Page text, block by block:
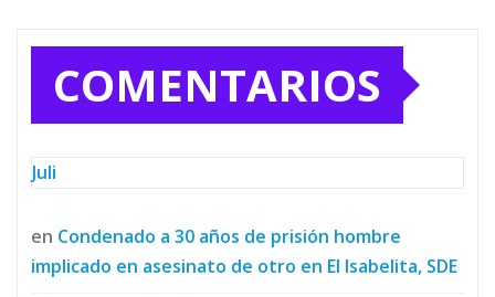
COMENTARIOS
Juli
en Condenado a 30 años de prisión hombre
implicado en asesinato de otro en El Isabelita, SDE